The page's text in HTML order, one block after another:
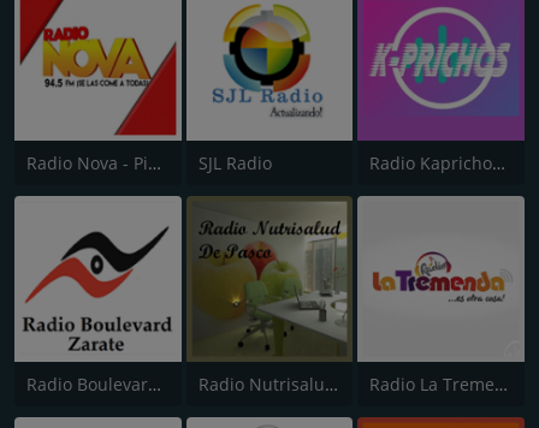
Radio Nova - Piura SJL Radio Radio Kaprichos FM
Radio Boulevard Zarate Radio Nutrisalud Pasco Radio La Tremenda